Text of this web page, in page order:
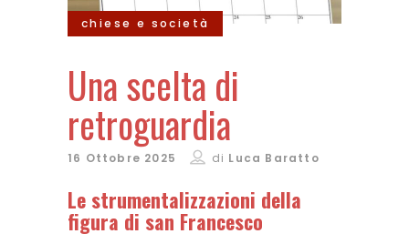
chiese e società
Una scelta di
retroguardia
16 Ottobre 2025 di Luca Baratto
Le strumentalizzazioni della
figura di san Francesco